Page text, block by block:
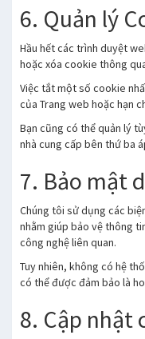
6. Quản lý
Hầu hết các trình duyệt
hoặc xóa cookie thông
Việc tắt một số cookie
của Trang web hoặc hạn
Bạn cũng có thể quản lý
nhà cung cấp bên thứ ba
7. Bảo mật
Chúng tôi sử dụng các
nhằm giúp bảo vệ thông
công nghệ liên quan.
Tuy nhiên, không có hệ
có thể được đảm bảo là
8. Cập nhật